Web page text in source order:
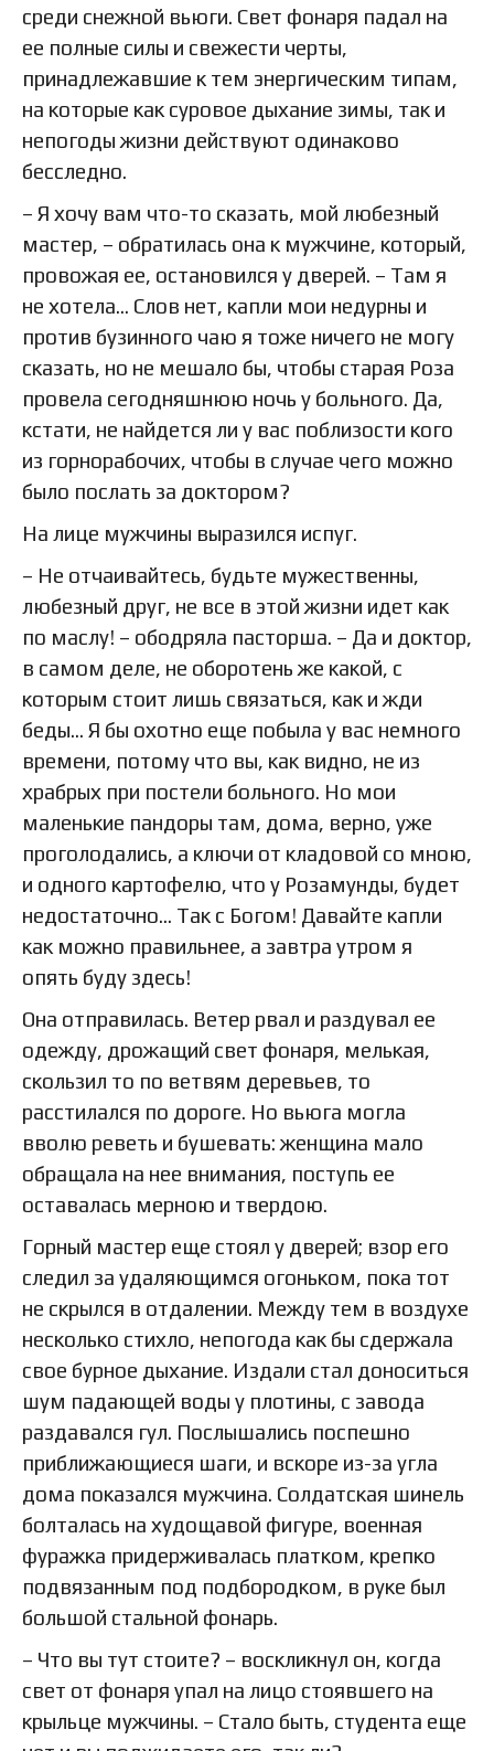
среди снежной вьюги. Свет фонаря падал на
ее полные силы и свежести черты,
принадлежавшие к тем энергическим типам,
на которые как суровое дыхание зимы, так и
непогоды жизни действуют одинаково
бесследно.
– Я хочу вам что-то сказать, мой любезный
мастер, – обратилась она к мужчине, который,
провожая ее, остановился у дверей. – Там я
не хотела… Слов нет, капли мои недурны и
против бузинного чаю я тоже ничего не могу
сказать, но не мешало бы, чтобы старая Роза
провела сегодняшнюю ночь у больного. Да,
кстати, не найдется ли у вас поблизости кого
из горнорабочих, чтобы в случае чего можно
было послать за доктором?
На лице мужчины выразился испуг.
– Не отчаивайтесь, будьте мужественны,
любезный друг, не все в этой жизни идет как
по маслу! – ободряла пасторша. – Да и доктор,
в самом деле, не оборотень же какой, с
которым стоит лишь связаться, как и жди
беды… Я бы охотно еще побыла у вас немного
времени, потому что вы, как видно, не из
храбрых при постели больного. Но мои
маленькие пандоры там, дома, верно, уже
проголодались, а ключи от кладовой со мною,
и одного картофелю, что у Розамунды, будет
недостаточно… Так с Богом! Давайте капли
как можно правильнее, а завтра утром я
опять буду здесь!
Она отправилась. Ветер рвал и раздувал ее
одежду, дрожащий свет фонаря, мелькая,
скользил то по ветвям деревьев, то
расстилался по дороге. Но вьюга могла
вволю реветь и бушевать: женщина мало
обращала на нее внимания, поступь ее
оставалась мерною и твердою.
Горный мастер еще стоял у дверей; взор его
следил за удаляющимся огоньком, пока тот
не скрылся в отдалении. Между тем в воздухе
несколько стихло, непогода как бы сдержала
свое бурное дыхание. Издали стал доноситься
шум падающей воды у плотины, с завода
раздавался гул. Послышались поспешно
приближающиеся шаги, и вскоре из-за угла
дома показался мужчина. Солдатская шинель
болталась на худощавой фигуре, военная
фуражка придерживалась платком, крепко
подвязанным под подбородком, в руке был
большой стальной фонарь.
– Что вы тут стоите? – воскликнул он, когда
свет от фонаря упал на лицо стоявшего на
крыльце мужчины. – Стало быть, студента еще